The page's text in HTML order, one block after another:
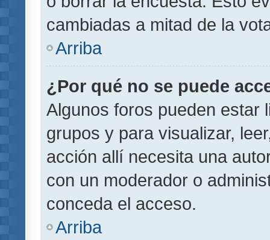
cambiadas a mitad de la
Arriba
¿Por qué no se puede
Algunos foros pueden estar
grupos y para visualizar,
acción allí necesita una
con un moderador o
conceda el acceso.
Arriba